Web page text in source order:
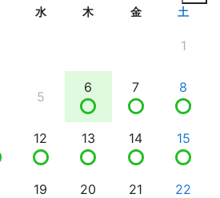
水 木 金 土
1
5
6 7 8
12 13 14 15
19 20 21 22